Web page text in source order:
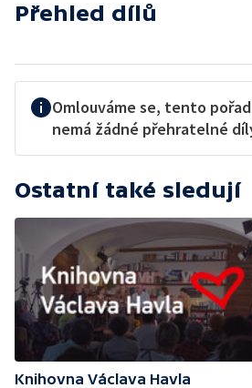
Přehled dílů
Omlouváme se, tento
nemá žádné přehratelné
Ostatní také sledují
Knihovna Václava Havla